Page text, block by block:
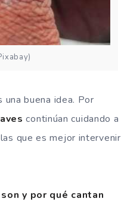
una buena idea. Por
aves continúan cuidando a
que es mejor intervenir
y por qué cantan